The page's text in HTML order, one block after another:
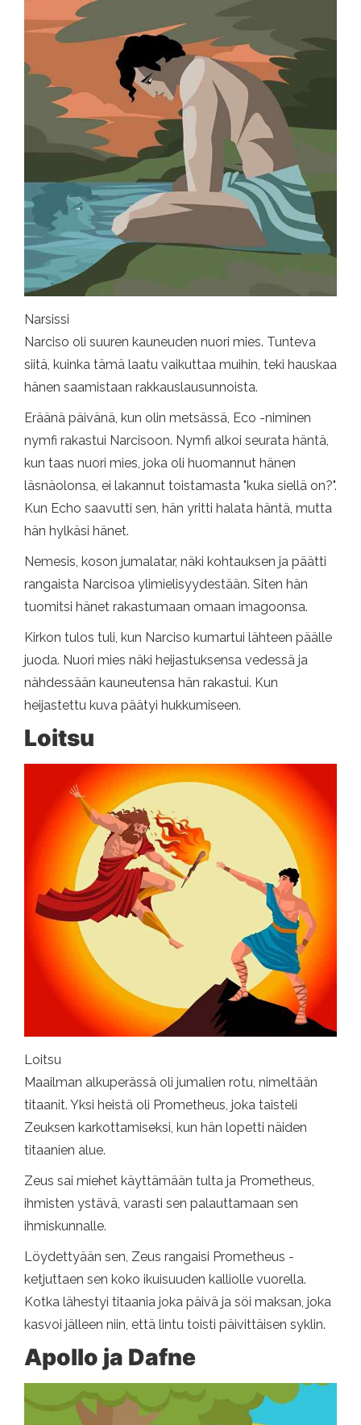
Narsissi
Narciso oli suuren kauneuden nuori mies. Tunteva
siitä, kuinka tämä laatu vaikuttaa muihin, teki hauskaa
hänen saamistaan ​​rakkauslausunnoista.
Eräänä päivänä, kun olin metsässä, Eco -niminen
nymfi rakastui Narcisoon. Nymfi alkoi seurata häntä,
kun taas nuori mies, joka oli huomannut hänen
läsnäolonsa, ei lakannut toistamasta "kuka siellä on?".
Kun Echo saavutti sen, hän yritti halata häntä, mutta
hän hylkäsi hänet.
Nemesis, koson jumalatar, näki kohtauksen ja päätti
rangaista Narcisoa ylimielisyydestään. Siten hän
tuomitsi hänet rakastumaan omaan imagoonsa.
Kirkon tulos tuli, kun Narciso kumartui lähteen päälle
juoda. Nuori mies näki heijastuksensa vedessä ja
nähdessään kauneutensa hän rakastui. Kun
heijastettu kuva päätyi hukkumiseen.
Loitsu
Loitsu
Maailman alkuperässä oli jumalien rotu, nimeltään
titaanit. Yksi heistä oli Prometheus, joka taisteli
Zeuksen karkottamiseksi, kun hän lopetti näiden
titaanien alue.
Zeus sai miehet käyttämään tulta ja Prometheus,
ihmisten ystävä, varasti sen palauttamaan sen
ihmiskunnalle.
Löydettyään sen, Zeus rangaisi Prometheus -
ketjuttaen sen koko ikuisuuden kalliolle vuorella.
Kotka lähestyi titaania joka päivä ja söi maksan, joka
kasvoi jälleen niin, että lintu toisti päivittäisen syklin.
Apollo ja Dafne